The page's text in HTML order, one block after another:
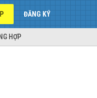
ĐĂNG KÝ
HỢP